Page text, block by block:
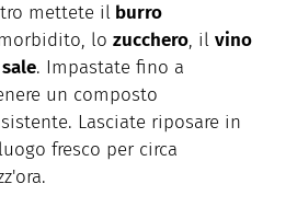
mettete il burro
lo zucchero, il vino
sale. Impastate fino a
un composto
Lasciate riposare in
fresco per circa